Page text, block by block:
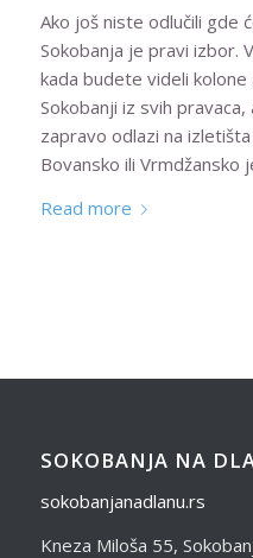
Ako još niste odlučili gde
Sokobanja je pravi izbor.
kada budete videli
Sokobanji iz svih
zapravo odlazi na
Bovansko ili
Read more
SOKOBANJA NA
sokobanjanadlanu.rs
Kneza Miloša 55,